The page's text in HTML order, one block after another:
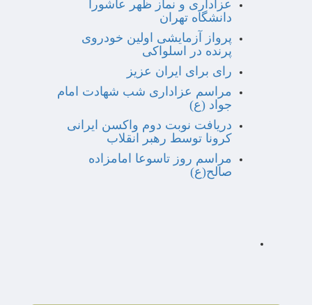
عزاداری و نماز ظهر عاشورا
دانشگاه تهران
پرواز آزمایشی اولین خودروی
پرنده در اسلواکی
رای برای ایران عزیز
مراسم عزاداری شب شهادت امام
جواد (ع)
دریافت نوبت دوم واکسن ایرانی
کرونا توسط رهبر انقلاب
مراسم روز تاسوعا امامزاده
صالح(ع)